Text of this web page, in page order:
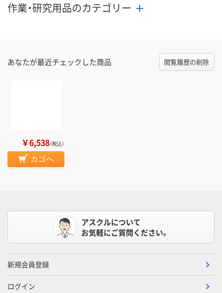
作業・研究用品のカテゴリー
あなたが最近チェックした商品 閲覧履歴の削除
￥6,538（税込）
カゴへ
アスクルについて
お気軽にご質問ください。
新規会員登録
ログイン